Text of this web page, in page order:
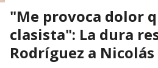
"Me provoca dolor
clasista": La dura
Rodríguez a